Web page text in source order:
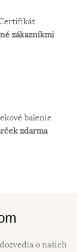
zákazníkmi
balenie
zdarma
o našich